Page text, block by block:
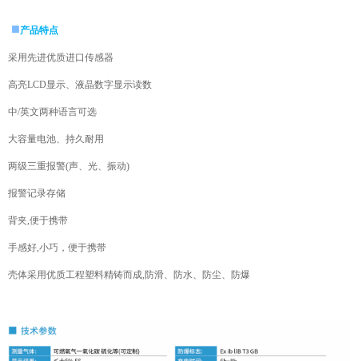
■产品特点
采用先进优质进口传感器
高亮LCD显示、液晶数字显示读数
中/英文两种语言可选
大容量电池、持久耐用
两级三重报警(声、光、振动)
报警记录存储
背夹,便于携带
手感好,小巧，便于携带
壳体采用优质工程塑料精铸而成,防滑、防水、防尘、防爆